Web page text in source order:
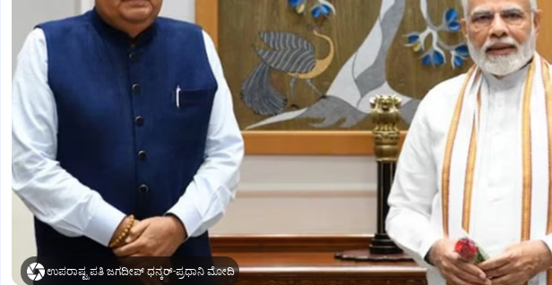
ಉಪರಾಷ್ಟ್ರಪತಿ ಜಗದೀಪ್‌ ಧನ್ಕರ್-ಪ್ರಧಾನಿ ಮೋದಿ